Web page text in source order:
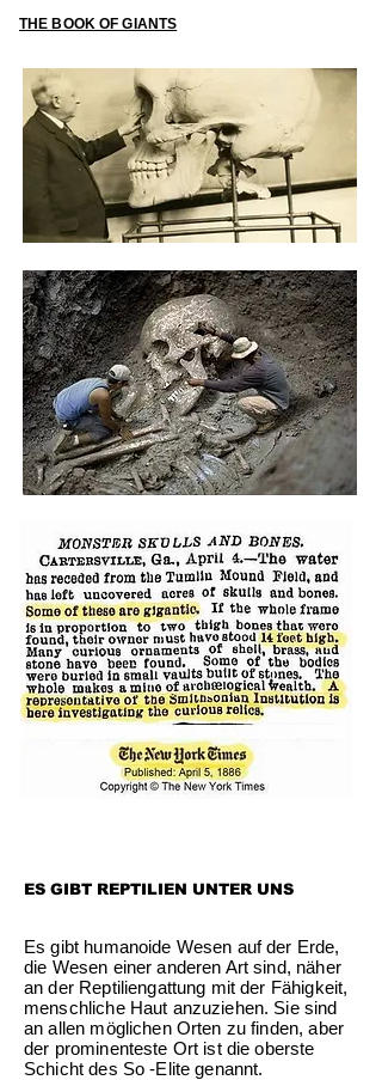
THE BOOK OF GIANTS
ES GIBT REPTILIEN UNTER UNS
Es gibt humanoide Wesen auf der Erde,
die Wesen einer anderen Art sind, näher
an der Reptiliengattung mit der Fähigkeit,
menschliche Haut anzuziehen. Sie sind
an allen möglichen Orten zu finden, aber
der prominenteste Ort ist die oberste
Schicht des So -Elite genannt.